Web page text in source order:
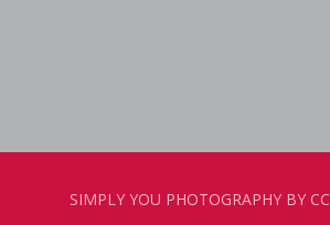
SIMPLY YOU PHOTOGRAPHY BY CC